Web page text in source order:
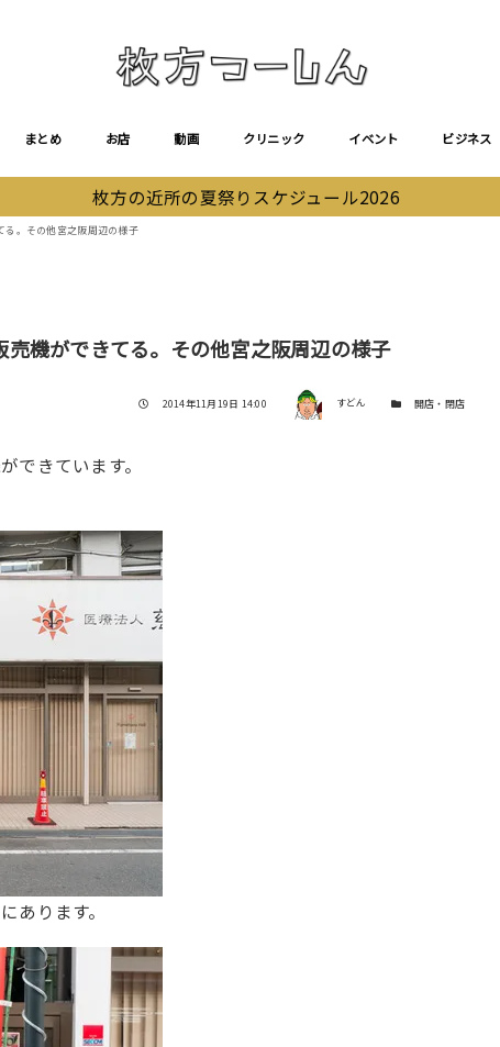
まとめ お店 動画 クリニック イベント ビジネス
枚方の近所の夏祭りスケジュール2026
る。その他宮之阪周辺の様子
機ができてる。その他宮之阪周辺の様子
投稿日
2014年11月19日 14:00 著者 すどん カテゴリー開店・閉店
できています。
あります。